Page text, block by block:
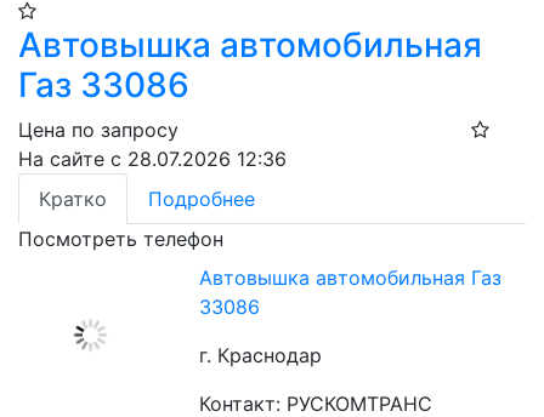
Автовышка автомобильная
Газ 33086
Цена по запросу
На сайте с 28.07.2026 12:36
Кратко
Подробнее
Посмотреть телефон
Автовышка автомобильная Газ
33086
г. Краснодар
Контакт: РУСКОМТРАНС